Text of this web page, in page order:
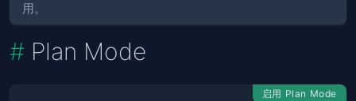
用。
Plan Mode
启用 Plan Mode